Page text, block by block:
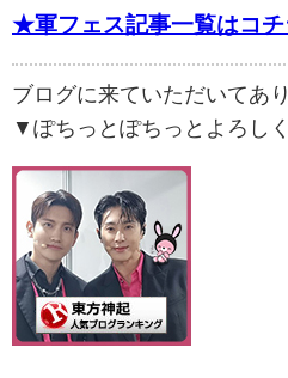
★軍フェス記事一覧はコチ
ブログに来ていただいてあ
▼ぽちっとぽちっとよろし